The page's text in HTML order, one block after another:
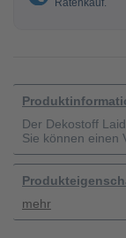
Der Dekostoff
Sie können einen
mehr